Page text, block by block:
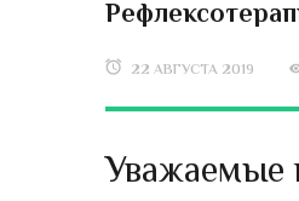
22 АВГУСТА 2019
Уважаемые